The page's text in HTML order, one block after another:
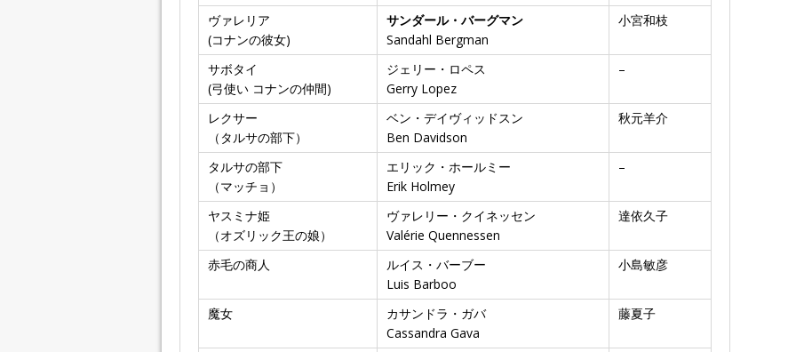
ヴァレリア
(コナンの彼女)
サンダール・バーグマン
Sandahl Bergman
小宮和枝
サボタイ
(弓使い コナンの仲間)
ジェリー・ロペス
Gerry Lopez
–
レクサー
（タルサの部下）
ベン・デイヴィッドスン
Ben Davidson
秋元羊介
タルサの部下
（マッチョ）
エリック・ホールミー
Erik Holmey
–
ヤスミナ姫
（オズリック王の娘）
ヴァレリー・クイネッセン
Valérie Quennessen
達依久子
赤毛の商人
ルイス・バーブー
Luis Barboo
小島敏彦
魔女
カサンドラ・ガバ
Cassandra Gava
藤夏子